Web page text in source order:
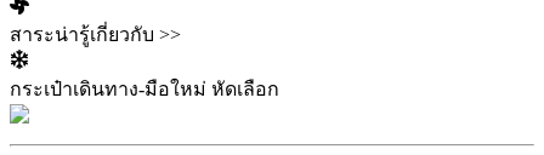
สาระน่ารู้เกี่ยวกับ >>
กระเป๋าเดินทาง-มือใหม่ หัดเลือก